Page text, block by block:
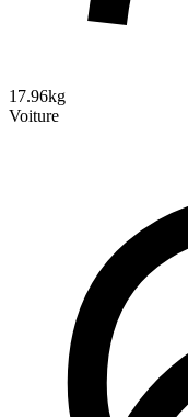
17.96kg
Voiture